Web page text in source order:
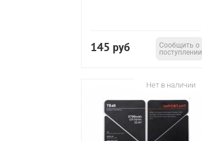
145 руб
Сообщить о
поступлении
Нет в наличии